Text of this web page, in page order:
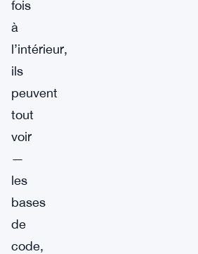
fois
à
l’intérieur,
ils
peuvent
tout
voir
—
les
bases
de
code,